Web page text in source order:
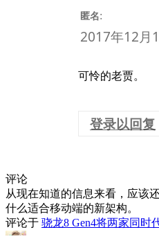
匿名:
2017年12月
可怜的老贾。
登录以回复
评论
从现在知道的信息来看，应该
什么适合移动端的新架构。
评论于 骁龙8 Gen4将两家同时